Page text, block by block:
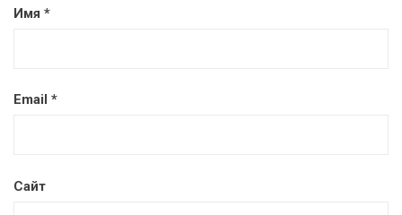
Имя *
Email *
Сайт